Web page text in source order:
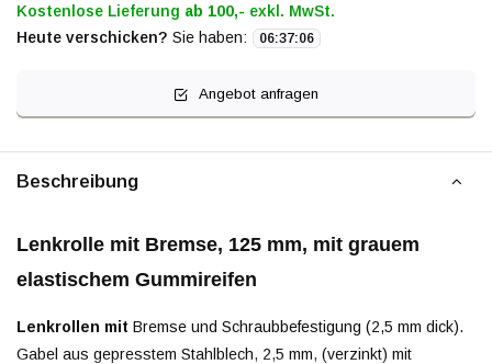
Kostenlose Lieferung ab 100,- exkl. MwSt.
Heute verschicken? Sie haben: 06:37:06
Angebot anfragen
Beschreibung
Lenkrolle mit Bremse, 125 mm, mit grauem
elastischem Gummireifen
Lenkrollen mit Bremse und Schraubbefestigung (2,5 mm dick).
Gabel aus gepresstem Stahlblech, 2,5 mm, (verzinkt) mit